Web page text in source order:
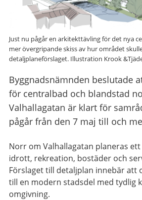
Just nu pågår en arkitekttävling för det nya
mer övergripande skiss av hur området
detaljplaneförslaget. Illustration Krook
Byggnadsnämnden beslutade
för centralbad och blandstad
Valhallagatan är klart för
pågår från den 7 maj till och
Norr om Valhallagatan planeras
idrott, rekreation, bostäder och
Förslaget till detaljplan innebär att
till en modern stadsdel med tydlig
omgivning.